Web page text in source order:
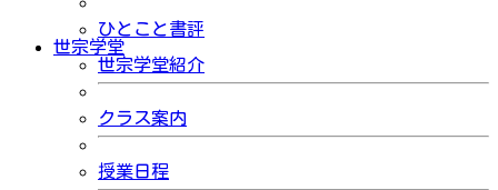
ひとこと書評
世宗学堂
世宗学堂紹介
クラス案内
授業日程